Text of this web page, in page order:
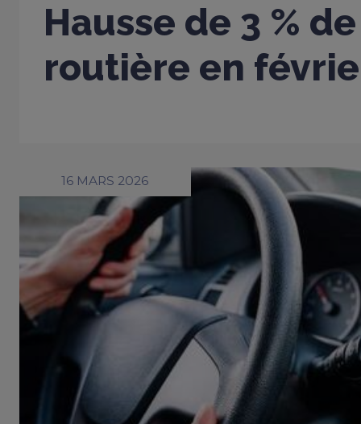
Hausse de 3 %
routière en
16 MARS 2026